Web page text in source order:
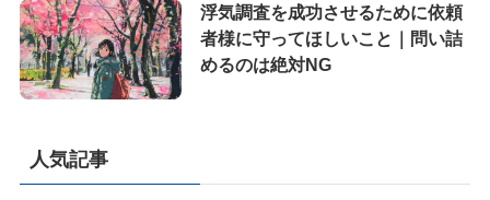
浮気調査を成功させるために依頼
者様に守ってほしいこと｜問い詰
めるのは絶対NG
人気記事